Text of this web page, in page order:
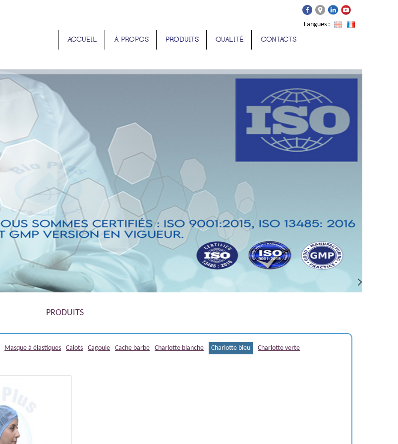
Langues :
ACCUEIL À PROPOS PRODUITS QUALITÉ CONTACTS
1 2 3 4 5
PRODUITS
Masque à élastiques Calots Cagoule Cache barbe Charlotte blanche Charlotte bleu Charlotte verte